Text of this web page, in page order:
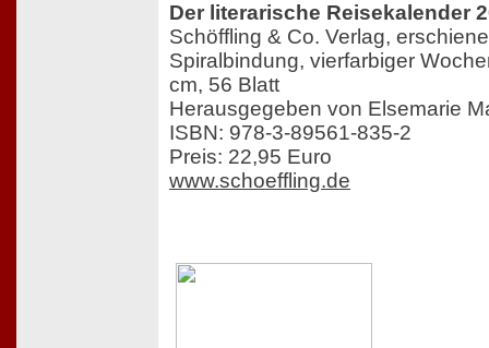
Der literarische Reisekalender
Schöffling & Co. Verlag,
Spiralbindung, vierfarbiger
cm, 56 Blatt
Herausgegeben von Elsemarie
ISBN: 978-3-89561-835-2
Preis: 22,95 Euro
www.schoeffling.de